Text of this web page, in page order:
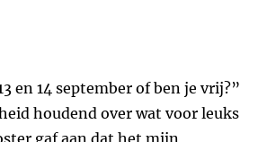
en 14 september of ben je vrij?”
houdend over wat voor leuks
gaf aan dat het mijn